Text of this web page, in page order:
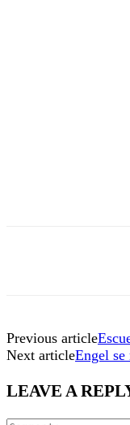
Previous article
Next articleEngel se
LEAVE A